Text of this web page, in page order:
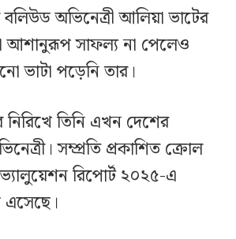
অভিনেত্রী আলিয়া ভাটের
আশানুরূপ সাফল্য না পেলেও
ভাটা পড়েনি তার।
নিরিখে তিনি এখন দেশের
সম্প্রতি প্রকাশিত ক্রোল
ভ্যালুয়েশন রিপোর্ট ২০২৫-এ